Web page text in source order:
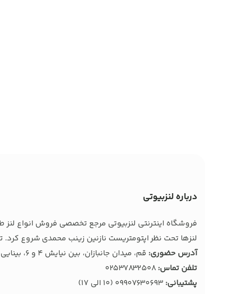
درباره لنزبیوتی
فروشگاه اینترنتی لنزبیوتی مرجع تخصصی فروش انواع
لنزها تحت نظر اپتومتریست نازنین زینب محمدی شروع کرد.
آدرس حضوری: قم، میدان جانبازان، بین نیایش 4 و 6، بینایی سنجی و عینک بصیر
تلفن تماس: 02537832508
پشتیبانی: 09907630693 (10 الی 17)